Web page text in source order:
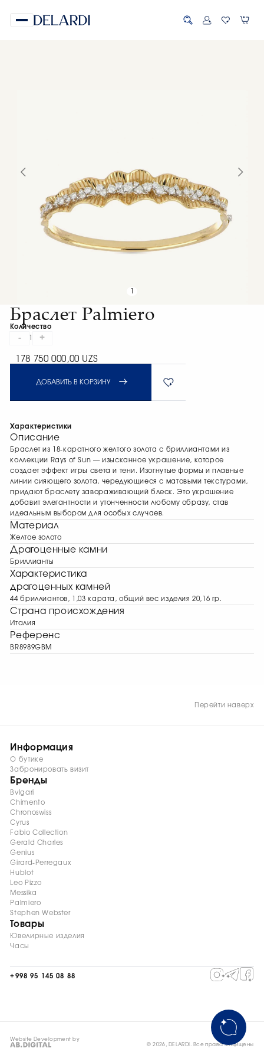
Браслет Palmiero
Количество
- +
178 750 000,00 UZS
ДОБАВИТЬ В КОРЗИНУ
Характеристики
Описание
Браслет из 18-каратного желтого золота с бриллиантами из
коллекции Rays of Sun — изысканное украшение, которое
создает эффект игры света и тени. Изогнутые формы и плавные
линии сияющего золота, чередующиеся с матовыми текстурами,
придают браслету завораживающий блеск. Это украшение
добавит элегантности и утонченности любому образу, став
идеальным выбором для особых случаев.
Материал
Желтое золото
Драгоценные камни
Бриллианты
Характеристика
драгоценных камней
44 бриллиантов, 1,03 карата, общий вес изделия 20,16 гр.
Страна происхождения
Италия
Референс
BR8989GBM
Перейти наверх
Информация
О бутике
Забронировать визит
Бренды
Bvlgari
Chimento
Chronoswiss
Cyrus
Fabio Collection
Gerald Charles
Genius
Girard-Perregaux
Hublot
Leo Pizzo
Messika
Palmiero
Stephen Webster
Товары
Ювелирные изделия
Часы
+998 95 145 08 88
Website Development by
© 2026, DELARDI. Все права защищены